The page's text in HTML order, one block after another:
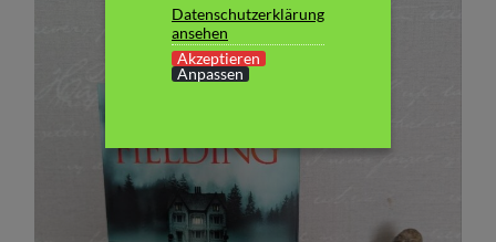
Datenschutzerklärung
ansehen
Akzeptieren
Anpassen